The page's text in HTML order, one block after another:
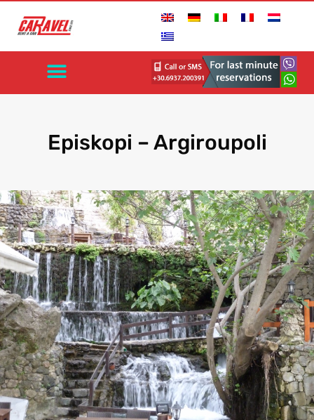
Episkopi – Argiroupoli